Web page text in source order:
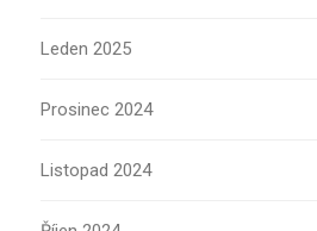
Leden 2025
Prosinec 2024
Listopad 2024